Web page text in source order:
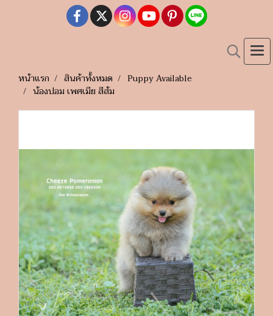
หน้าแรก สินค้าทั้งหมด
Puppy Available
น้องปอม เพศเมีย สีส้ม